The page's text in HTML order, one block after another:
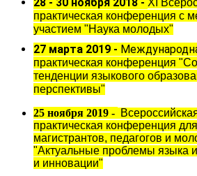
X
практическая конференция с
участием "Наука молодых"
27 марта 2019 -
практическая конференция
тенденции языкового
перспективы"
25 ноября 2019 -
практическая конференция
магистрантов, педагогов и
"Актуальные проблемы языка и
и инновации"